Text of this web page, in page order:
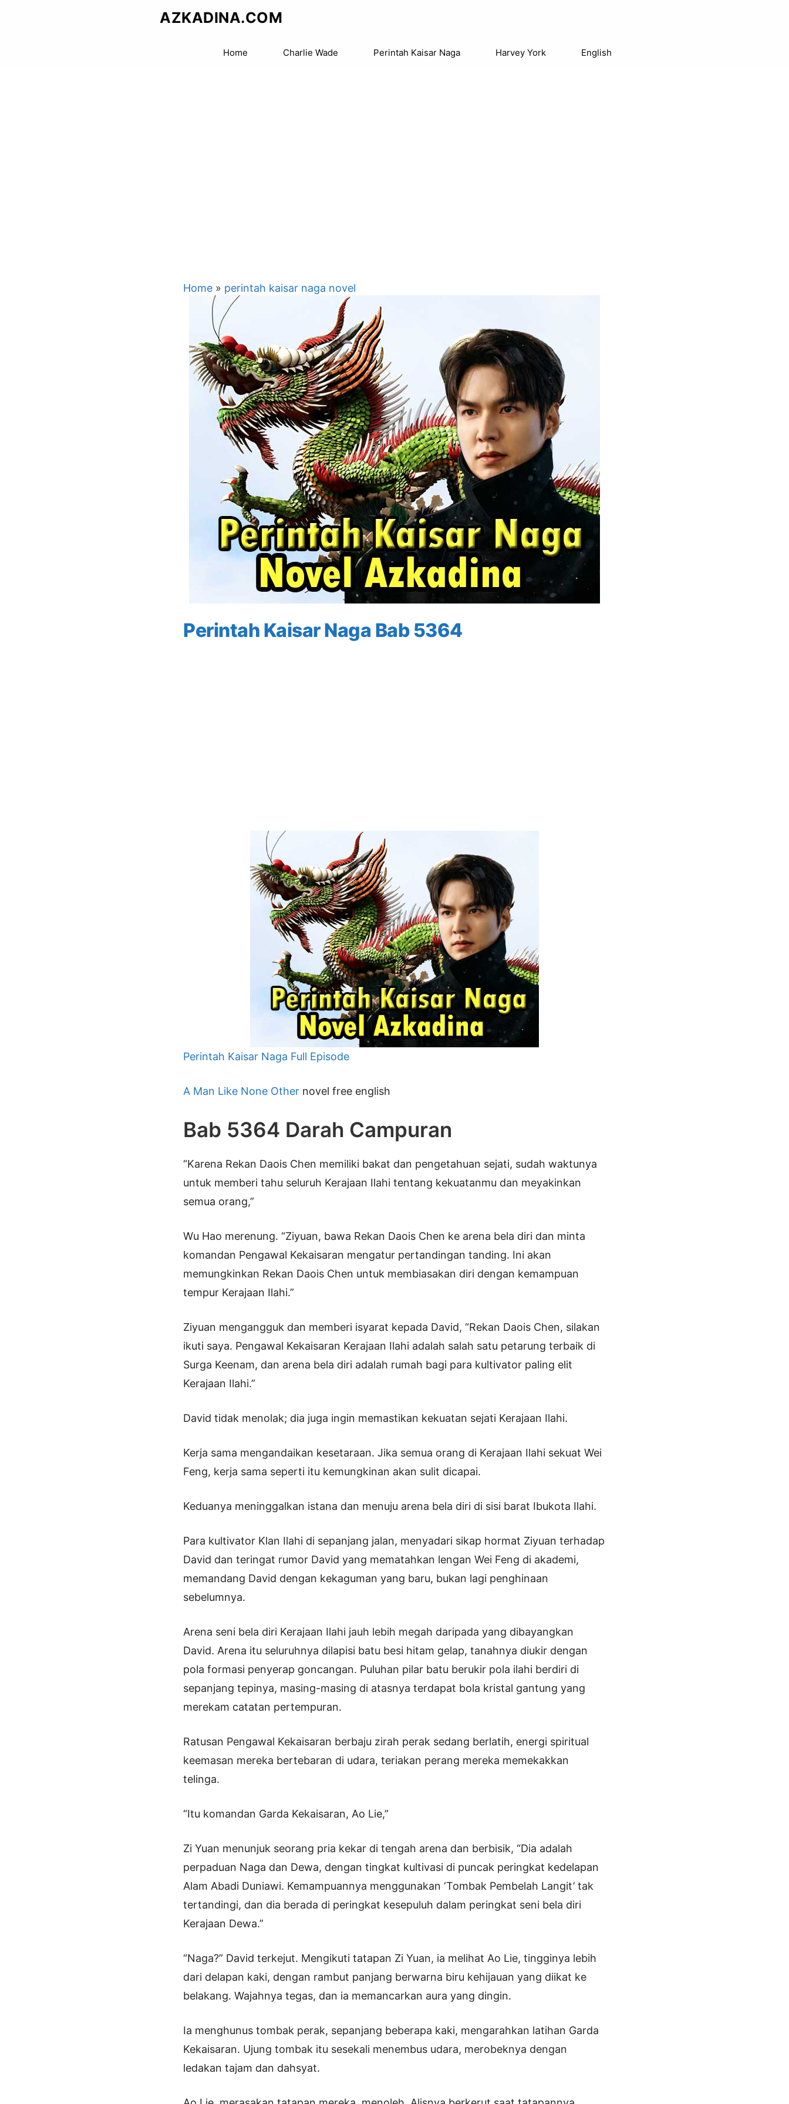
AZKADINA.COM
Home Charlie Wade Perintah Kaisar Naga Harvey York English
Home » perintah kaisar naga novel
Perintah Kaisar Naga Bab 5364
Perintah Kaisar Naga Full Episode
A Man Like None Other novel free english
Bab 5364 Darah Campuran
“Karena Rekan Daois Chen memiliki bakat dan pengetahuan sejati, sudah waktunya
untuk memberi tahu seluruh Kerajaan Ilahi tentang kekuatanmu dan meyakinkan
semua orang,”
Wu Hao merenung. “Ziyuan, bawa Rekan Daois Chen ke arena bela diri dan minta
komandan Pengawal Kekaisaran mengatur pertandingan tanding. Ini akan
memungkinkan Rekan Daois Chen untuk membiasakan diri dengan kemampuan
tempur Kerajaan Ilahi.”
Ziyuan mengangguk dan memberi isyarat kepada David, “Rekan Daois Chen, silakan
ikuti saya. Pengawal Kekaisaran Kerajaan Ilahi adalah salah satu petarung terbaik di
Surga Keenam, dan arena bela diri adalah rumah bagi para kultivator paling elit
Kerajaan Ilahi.”
David tidak menolak; dia juga ingin memastikan kekuatan sejati Kerajaan Ilahi.
Kerja sama mengandaikan kesetaraan. Jika semua orang di Kerajaan Ilahi sekuat Wei
Feng, kerja sama seperti itu kemungkinan akan sulit dicapai.
Keduanya meninggalkan istana dan menuju arena bela diri di sisi barat Ibukota Ilahi.
Para kultivator Klan Ilahi di sepanjang jalan, menyadari sikap hormat Ziyuan terhadap
David dan teringat rumor David yang mematahkan lengan Wei Feng di akademi,
memandang David dengan kekaguman yang baru, bukan lagi penghinaan
sebelumnya.
Arena seni bela diri Kerajaan Ilahi jauh lebih megah daripada yang dibayangkan
David. Arena itu seluruhnya dilapisi batu besi hitam gelap, tanahnya diukir dengan
pola formasi penyerap goncangan. Puluhan pilar batu berukir pola ilahi berdiri di
sepanjang tepinya, masing-masing di atasnya terdapat bola kristal gantung yang
merekam catatan pertempuran.
Ratusan Pengawal Kekaisaran berbaju zirah perak sedang berlatih, energi spiritual
keemasan mereka bertebaran di udara, teriakan perang mereka memekakkan
telinga.
“Itu komandan Garda Kekaisaran, Ao Lie,”
Zi Yuan menunjuk seorang pria kekar di tengah arena dan berbisik, “Dia adalah
perpaduan Naga dan Dewa, dengan tingkat kultivasi di puncak peringkat kedelapan
Alam Abadi Duniawi. Kemampuannya menggunakan ‘Tombak Pembelah Langit’ tak
tertandingi, dan dia berada di peringkat kesepuluh dalam peringkat seni bela diri
Kerajaan Dewa.”
“Naga?” David terkejut. Mengikuti tatapan Zi Yuan, ia melihat Ao Lie, tingginya lebih
dari delapan kaki, dengan rambut panjang berwarna biru kehijauan yang diikat ke
belakang. Wajahnya tegas, dan ia memancarkan aura yang dingin.
Ia menghunus tombak perak, sepanjang beberapa kaki, mengarahkan latihan Garda
Kekaisaran. Ujung tombak itu sesekali menembus udara, merobeknya dengan
ledakan tajam dan dahsyat.